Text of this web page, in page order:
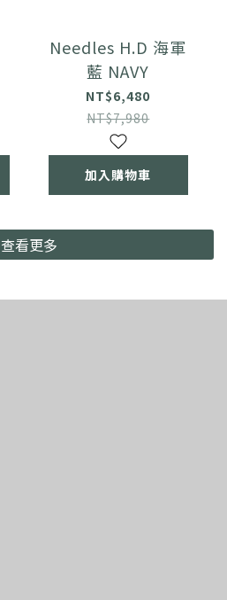
Needles H.D 海軍
藍 NAVY
NT$6,480
NT$7,980
加入購物車
查看更多